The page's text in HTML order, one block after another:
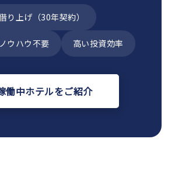
り上げ（30年契約）
ウハウ不要 高い投資効率
働中ホテルをご紹介